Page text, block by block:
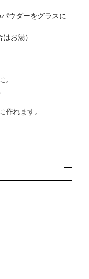
ウダーをグラスに
お湯）
。
作れます。